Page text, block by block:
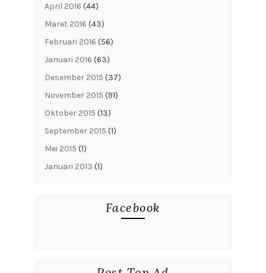
April 2016 (44)
Maret 2016 (43)
Februari 2016 (56)
Januari 2016 (63)
Desember 2015 (37)
November 2015 (91)
Oktober 2015 (13)
September 2015 (1)
Mei 2015 (1)
Januari 2013 (1)
Facebook